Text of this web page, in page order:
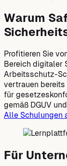
Warum
Profitieren Sie
Bereich digitaler
Arbeitsschutz-
vertrauen
für
gemäß DGUV
Alle Schulungen
Für